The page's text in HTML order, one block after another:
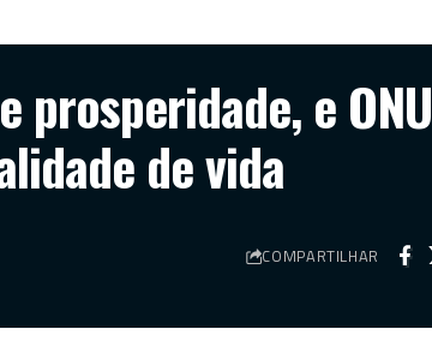
prosperidade, e ONU
de vida
COMPARTILHAR